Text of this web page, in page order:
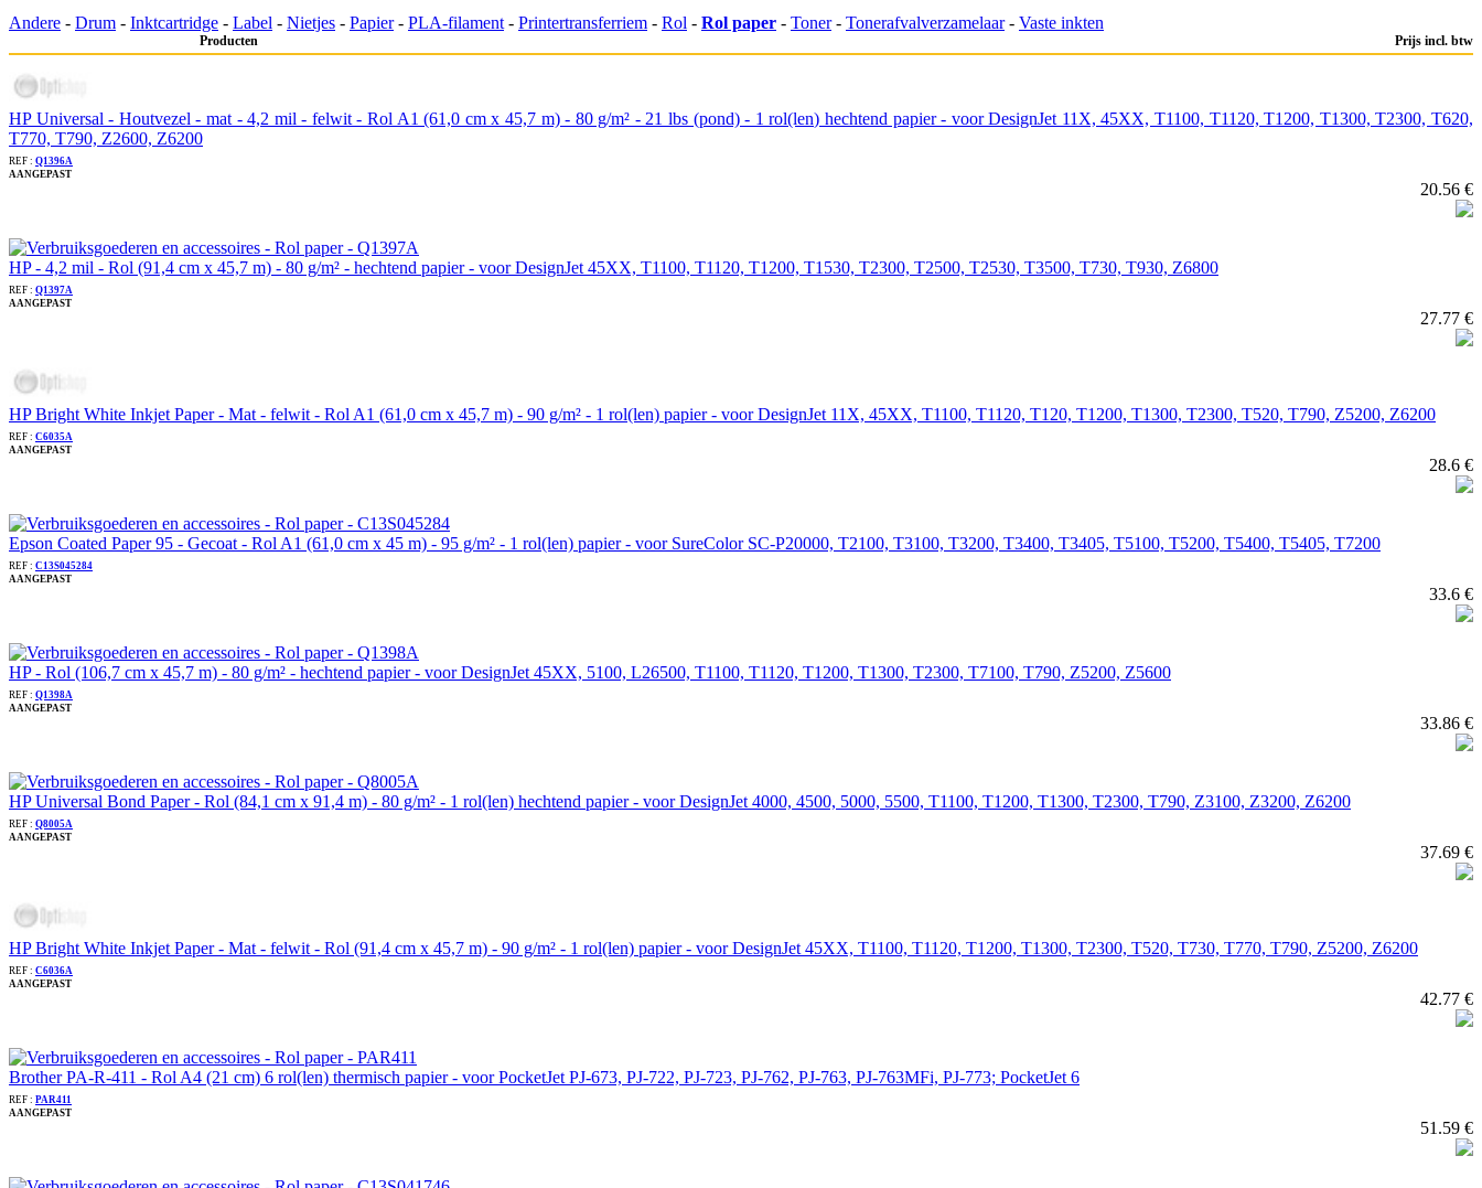
Andere - Drum - Inktcartridge - Label - Nietjes - Papier- PLA-filament - Printertransferriem - Rol - Rol paper - Toner- Tonerafvalverzamelaar- Vaste inkten
Producten Prijs incl. btw
HP Universal - Houtvezel - mat - 4,2 mil - felwit - Rol A1 (61,0 cm x 45,7 m) - 80 g/m² - 21 lbs (pond) - 1 rol(len) hechtend papier - voor DesignJet 11X, 45XX, T1100, T1120, T1200, T1300, T2300, T620,
T770, T790, Z2600, Z6200
REF : Q1396A
AANGEPAST
20.56 €
HP - 4,2 mil - Rol (91,4 cm x 45,7 m) - 80 g/m² - hechtend papier - voor DesignJet 45XX, T1100, T1120, T1200, T1530, T2300, T2500, T2530, T3500, T730, T930, Z6800
REF : Q1397A
AANGEPAST
27.77 €
HP Bright White Inkjet Paper - Mat - felwit - Rol A1 (61,0 cm x 45,7 m) - 90 g/m² - 1 rol(len) papier - voor DesignJet 11X, 45XX, T1100, T1120, T120, T1200, T1300, T2300, T520, T790, Z5200, Z6200
REF : C6035A
AANGEPAST
28.6 €
Epson Coated Paper 95 - Gecoat - Rol A1 (61,0 cm x 45 m) - 95 g/m² - 1 rol(len) papier - voor SureColor SC-P20000, T2100, T3100, T3200, T3400, T3405, T5100, T5200, T5400, T5405, T7200
REF : C13S045284
AANGEPAST
33.6 €
HP - Rol (106,7 cm x 45,7 m) - 80 g/m² - hechtend papier - voor DesignJet 45XX, 5100, L26500, T1100, T1120, T1200, T1300, T2300, T7100, T790, Z5200, Z5600
REF : Q1398A
AANGEPAST
33.86 €
HP Universal Bond Paper - Rol (84,1 cm x 91,4 m) - 80 g/m² - 1 rol(len) hechtend papier - voor DesignJet 4000, 4500, 5000, 5500, T1100, T1200, T1300, T2300, T790, Z3100, Z3200, Z6200
REF : Q8005A
AANGEPAST
37.69 €
HP Bright White Inkjet Paper - Mat - felwit - Rol (91,4 cm x 45,7 m) - 90 g/m² - 1 rol(len) papier - voor DesignJet 45XX, T1100, T1120, T1200, T1300, T2300, T520, T730, T770, T790, Z5200, Z6200
REF : C6036A
AANGEPAST
42.77 €
Brother PA-R-411 - Rol A4 (21 cm) 6 rol(len) thermisch papier - voor PocketJet PJ-673, PJ-722, PJ-723, PJ-762, PJ-763, PJ-763MFi, PJ-773; PocketJet 6
REF : PAR411
AANGEPAST
51.59 €